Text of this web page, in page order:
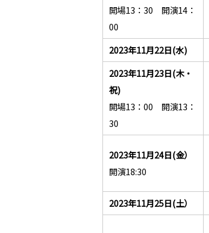
開場13：30 開演14：
00
2023年11月22日(水)
2023年11月23日(木・
祝)
開場13：00 開演13：
30
2023年11月24日(金）
開演18:30
2023年11月25日(土）